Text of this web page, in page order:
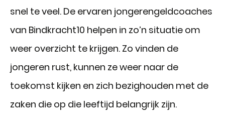
snel te veel. De ervaren jongerengeldcoaches
van Bindkracht10 helpen in zo’n situatie om
weer overzicht te krijgen. Zo vinden de
jongeren rust, kunnen ze weer naar de
toekomst kijken en zich bezighouden met de
zaken die op die leeftijd belangrijk zijn.